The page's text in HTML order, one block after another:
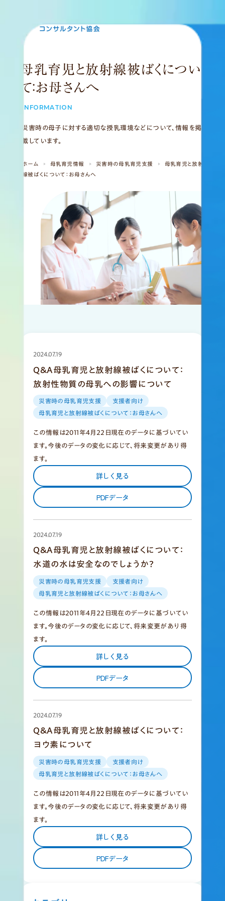
母乳育児と放射線被ばくについ
て：お母さんへ
INFORMATION
災害時の母子に対する適切な授乳環境などについて、情報を掲
載しています。
ホーム 母乳育児情報 災害時の母乳育児支援
母乳育児と放射
線被ばくについて：お母さんへ
Q&A母乳育児と放射線被ばくについて：
放射性物質の母乳への影響について
災害時の母乳育児支援
支援者向け
母乳育児と放射線被ばくについて：お母さんへ
2024.07.19
この情報は2011年4月22日現在のデータに基づいてい
ます。今後のデータの変化に応じて、将来変更があり得
ます。
詳しく見る
PDFデータ
Q&A母乳育児と放射線被ばくについて：
水道の水は安全なのでしょうか？
災害時の母乳育児支援
支援者向け
母乳育児と放射線被ばくについて：お母さんへ
2024.07.19
この情報は2011年4月22日現在のデータに基づいてい
ます。今後のデータの変化に応じて、将来変更があり得
ます。
詳しく見る
PDFデータ
Q&A母乳育児と放射線被ばくについて：
ヨウ素について
災害時の母乳育児支援
支援者向け
母乳育児と放射線被ばくについて：お母さんへ
2024.07.19
この情報は2011年4月22日現在のデータに基づいてい
ます。今後のデータの変化に応じて、将来変更があり得
ます。
詳しく見る
PDFデータ